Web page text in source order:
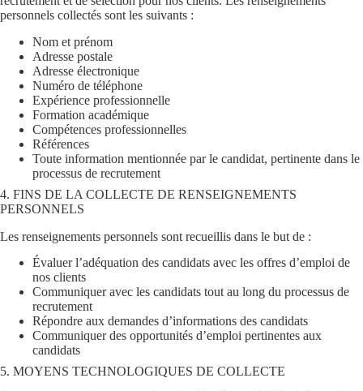
personnels collectés sont les suivants :
Nom et prénom
Adresse postale
Adresse électronique
Numéro de téléphone
Expérience professionnelle
Formation académique
Compétences professionnelles
Références
Toute information mentionnée par le candidat, pertinente dans le
processus de recrutement
4. FINS DE LA COLLECTE DE RENSEIGNEMENTS
PERSONNELS
Les renseignements personnels sont recueillis dans le but de :
Évaluer l’adéquation des candidats avec les offres d’emploi de
nos clients
Communiquer avec les candidats tout au long du processus de
recrutement
Répondre aux demandes d’informations des candidats
Communiquer des opportunités d’emploi pertinentes aux
candidats
5. MOYENS TECHNOLOGIQUES DE COLLECTE